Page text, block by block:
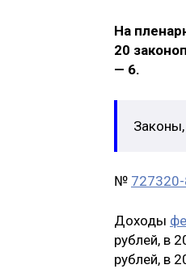
На
20
— 6.
№
Доходы
рублей, в
рублей, в